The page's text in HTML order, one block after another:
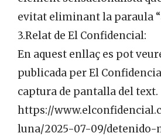
evitat eliminant la paraula
3.Relat de El Confidencial:
En aquest enllaç es pot
publicada per El
captura de pantalla del text.
https://
luna/2025-07-09/detenido-